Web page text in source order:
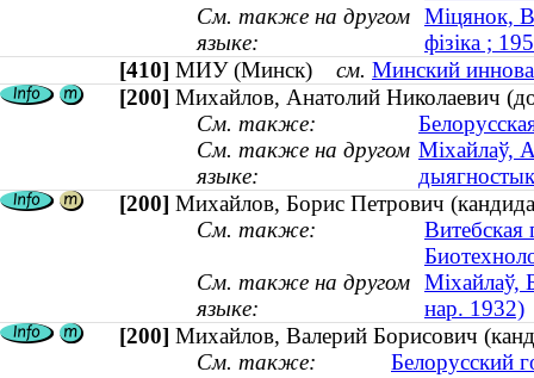
См. также на другом
языке:
Міцянок,
фізіка ;
[410] МИУ (Минск) см. Минский
[200] Михайлов, Анатолий Николаевич
См. также:
См. также на другом
языке:
Міхайлаў,
[200] Михайлов, Борис Петрович
См. также:
Витебская
См. также на другом
языке:
Міхайлаў,
нар. 1932)
[200] Михайлов, Валерий Борисович
См. также:
Белорусский